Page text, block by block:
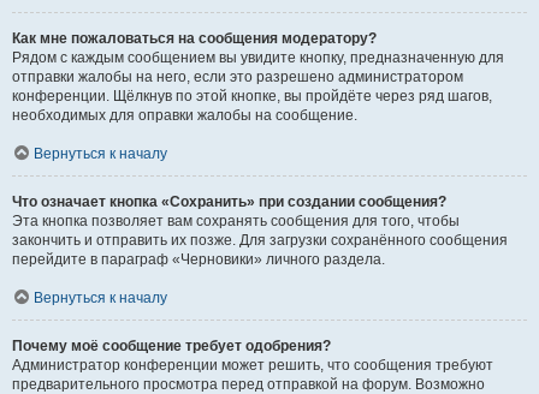
Как мне пожаловаться на сообщения модератору?
Рядом с каждым сообщением вы увидите кнопку, предназначенную для
отправки жалобы на него, если это разрешено администратором
конференции. Щёлкнув по этой кнопке, вы пройдёте через ряд шагов,
необходимых для оправки жалобы на сообщение.
Вернуться к началу
Что означает кнопка «Сохранить» при создании сообщения?
Эта кнопка позволяет вам сохранять сообщения для того, чтобы
закончить и отправить их позже. Для загрузки сохранённого сообщения
перейдите в параграф «Черновики» личного раздела.
Вернуться к началу
Почему моё сообщение требует одобрения?
Администратор конференции может решить, что сообщения требуют
предварительного просмотра перед отправкой на форум. Возможно